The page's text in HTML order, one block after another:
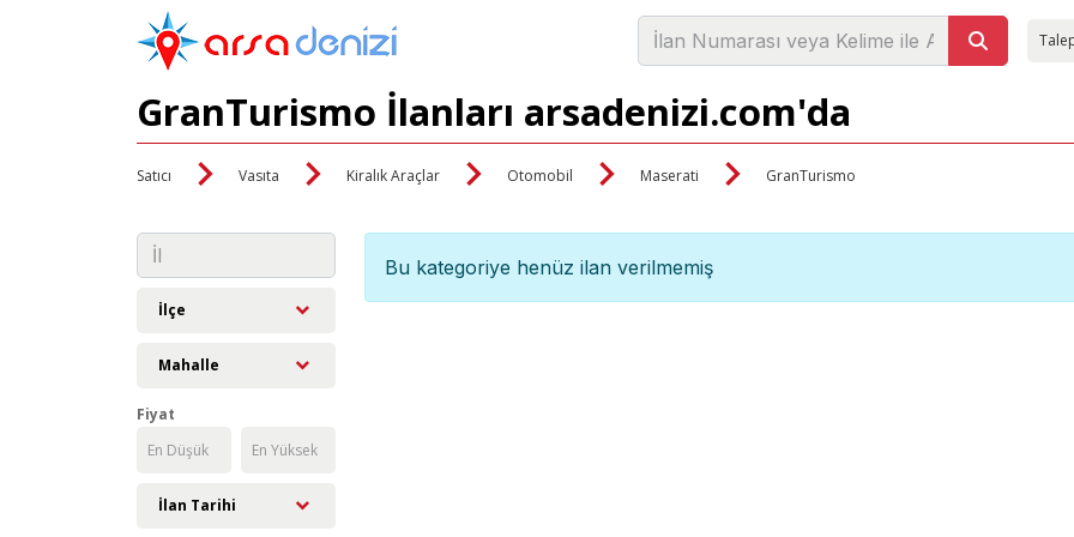
GranTurismo İlanları arsadenizi.com'da
Satıcı Vasıta Kiralık Araçlar Otomobil Maserati GranTurismo
İlçe
Mahalle
Fiyat
İlan Tarihi
Bu kategoriye henüz ilan verilmemiş